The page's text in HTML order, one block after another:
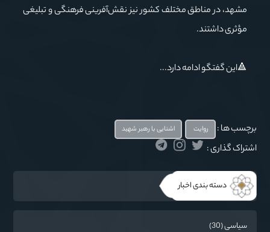
مشهد، در مناطق مختلف کشور نیز نقش‌آفرینی فرهنگی و تبلیغی
مؤثری داشتند.
🔺این گفتگو ادامه دارد...
برچسب ها : روایت اشنایی با رهبر شهید
اشتراک گذاری :
دسته بندی اخبار
سیاسی (30)